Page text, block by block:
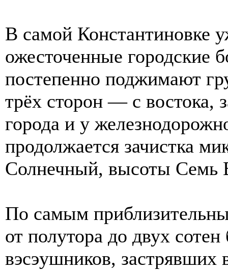
В самой Константиновке
ожесточенные
постепенно поджимают
трёх сторон — с востока,
города и у
продолжается зачистка
Солнечный, высоты Семь
По самым
от полутора до двух
вэсэушников, застрявших